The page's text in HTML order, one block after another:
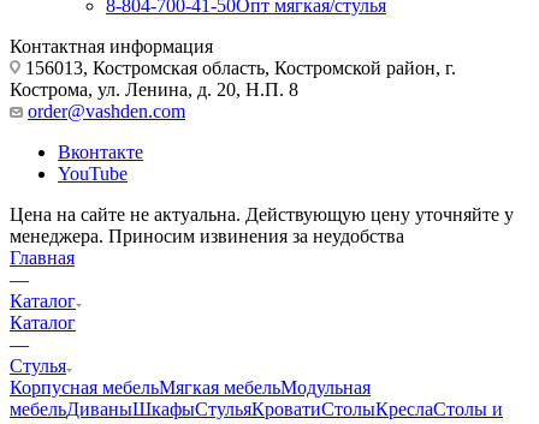
8-804-700-41-50Опт мягкая/стулья
Контактная информация
156013, Костромская область, Костромской район, г.
Кострома, ул. Ленина, д. 20, Н.П. 8
order@vashden.com
Вконтакте
YouTube
Цена на сайте не актуальна. Действующую цену уточняйте у
менеджера. Приносим извинения за неудобства
Главная
—
Каталог
Каталог
—
Стулья
Корпусная мебельМягкая мебельМодульная
мебельДиваныШкафыСтульяКроватиСтолыКреслаСтолы и